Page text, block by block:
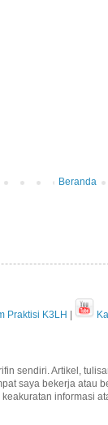
Beranda
Praktisi K3LH |
sendiri. Artikel,
saya bekerja atau
informasi